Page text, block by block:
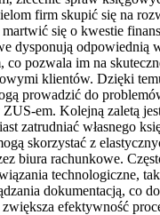
firm skupić się na
martwić się o kwestie
dysponują odpowiednią
co pozwala im na
klientów. Dzięki
prowadzić do
em. Kolejną zaletą
zatrudniać własnego
skorzystać z
biura rachunkowe.
technologiczne,
dokumentacją, co
zwiększa efektywność